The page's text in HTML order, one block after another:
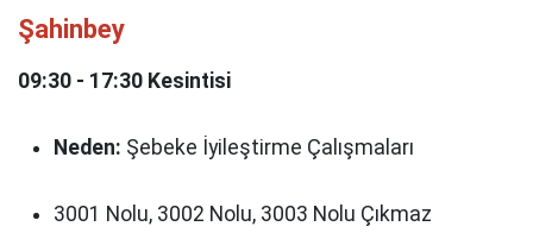
Şahinbey
09:30 - 17:30 Kesintisi
Neden: Şebeke İyileştirme Çalışmaları
3001 Nolu, 3002 Nolu, 3003 Nolu Çıkmaz